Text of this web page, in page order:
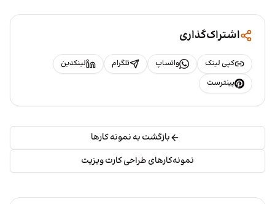
اشتراک‌گذاری
کپی لینک واتساپ تلگرام
لینکدین
پینترست
بازگشت به نمونه کارها
نمونه‌کارهای طراحی کارت ویزیت